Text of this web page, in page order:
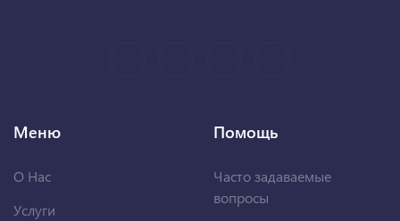
Меню
О Нас
Услуги
Помощь
Часто задаваемые
вопросы